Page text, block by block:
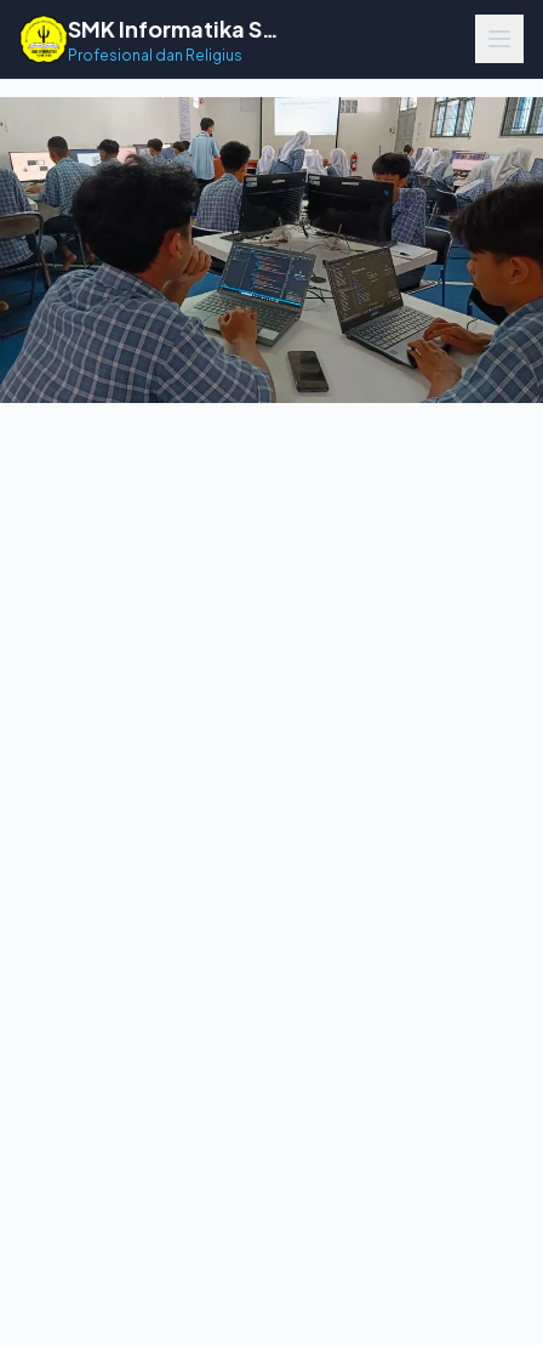
SMK Informatika Sumedang
Profesional dan Religius